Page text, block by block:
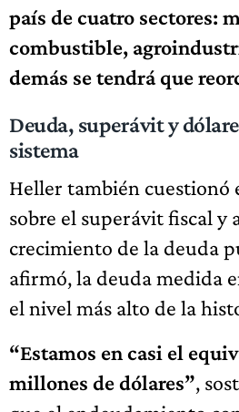
país de cuatro sectores:
combustible,
demás se tendrá que
Deuda, superávit y
sistema
Heller también cuestionó
sobre el superávit fiscal y
crecimiento de la deuda
afirmó, la deuda medida
el nivel más alto de la
“Estamos en casi el
millones de dólares”,